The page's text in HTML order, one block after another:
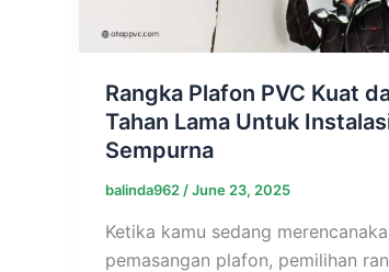
Rangka Plafon PVC Kuat
Tahan Lama Untuk
Sempurna
balinda962 /June 23, 2025
Ketika kamu sedang
pemasangan plafon, pemilihan